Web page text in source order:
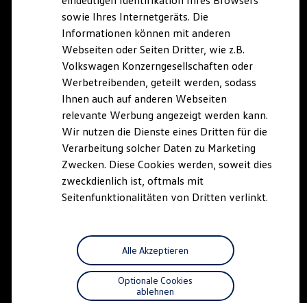
sowie Ihres Internetgeräts. Die
Informationen können mit anderen
Webseiten oder Seiten Dritter, wie z.B.
Volkswagen Konzerngesellschaften oder
Werbetreibenden, geteilt werden, sodass
Ihnen auch auf anderen Webseiten
relevante Werbung angezeigt werden kann.
Wir nutzen die Dienste eines Dritten für die
Verarbeitung solcher Daten zu Marketing
Zwecken. Diese Cookies werden, soweit dies
zweckdienlich ist, oftmals mit
Seitenfunktionalitäten von Dritten verlinkt.
Optionale Cookies
ablehnen
Alle Akzeptieren